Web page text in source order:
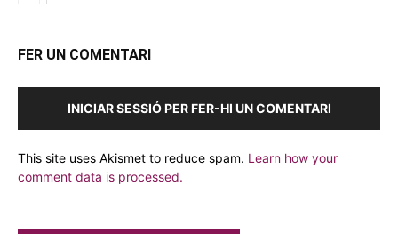
FER UN COMENTARI
INICIAR SESSIÓ PER FER-HI UN COMENTARI
This site uses Akismet to reduce spam. Learn how your
comment data is processed.